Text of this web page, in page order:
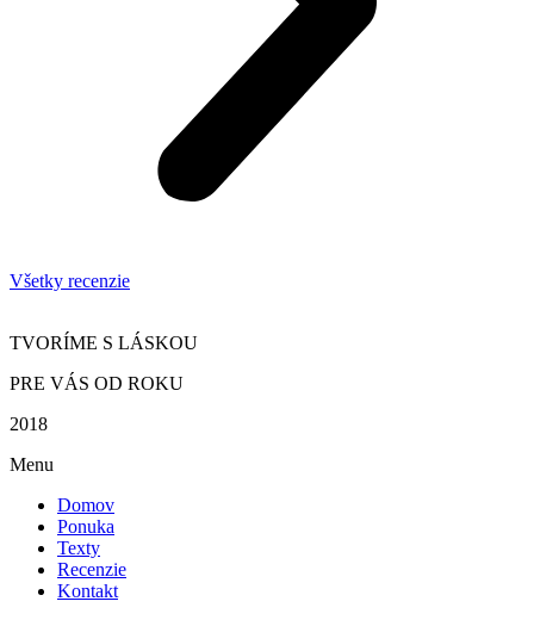
Všetky recenzie
TVORÍME S LÁSKOU
PRE VÁS OD ROKU
2018
Menu
Domov
Ponuka
Texty
Recenzie
Kontakt